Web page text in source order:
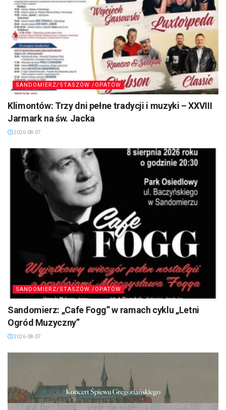
SANDOMIERZ/STASZÓW /OPATÓW
Klimontów: Trzy dni pełne tradycji i muzyki – XXVIII
Jarmark na św. Jacka
2026-08-07
SANDOMIERZ/STASZÓW /OPATÓW
Sandomierz: „Cafe Fogg” w ramach cyklu „Letni
Ogród Muzyczny”
2026-08-07